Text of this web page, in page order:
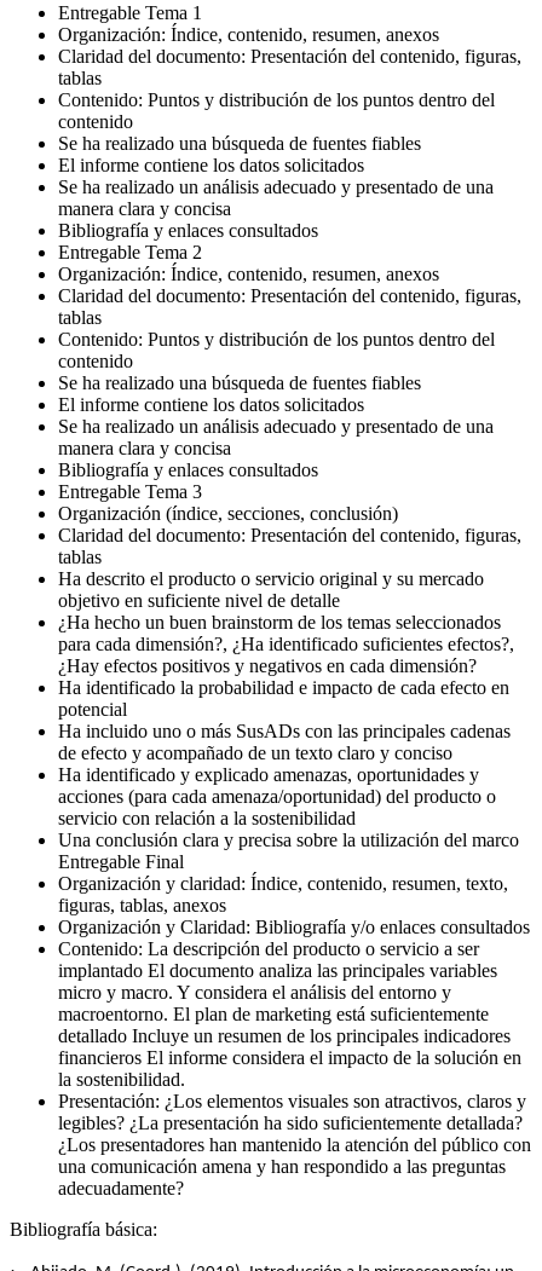
Entregable Tema 1
Organización: Índice, contenido, resumen, anexos
Claridad del documento: Presentación del contenido, figuras,
tablas
Contenido: Puntos y distribución de los puntos dentro del
contenido
Se ha realizado una búsqueda de fuentes fiables
El informe contiene los datos solicitados
Se ha realizado un análisis adecuado y presentado de una
manera clara y concisa
Bibliografía y enlaces consultados
Entregable Tema 2
Organización: Índice, contenido, resumen, anexos
Claridad del documento: Presentación del contenido, figuras,
tablas
Contenido: Puntos y distribución de los puntos dentro del
contenido
Se ha realizado una búsqueda de fuentes fiables
El informe contiene los datos solicitados
Se ha realizado un análisis adecuado y presentado de una
manera clara y concisa
Bibliografía y enlaces consultados
Entregable Tema 3
Organización (índice, secciones, conclusión)
Claridad del documento: Presentación del contenido, figuras,
tablas
Ha descrito el producto o servicio original y su mercado
objetivo en suficiente nivel de detalle
¿Ha hecho un buen brainstorm de los temas seleccionados
para cada dimensión?, ¿Ha identificado suficientes efectos?,
¿Hay efectos positivos y negativos en cada dimensión?
Ha identificado la probabilidad e impacto de cada efecto en
potencial
Ha incluido uno o más SusADs con las principales cadenas
de efecto y acompañado de un texto claro y conciso
Ha identificado y explicado amenazas, oportunidades y
acciones (para cada amenaza/oportunidad) del producto o
servicio con relación a la sostenibilidad
Una conclusión clara y precisa sobre la utilización del marco
Entregable Final
Organización y claridad: Índice, contenido, resumen, texto,
figuras, tablas, anexos
Organización y Claridad: Bibliografía y/o enlaces consultados
Contenido: La descripción del producto o servicio a ser
implantado El documento analiza las principales variables
micro y macro. Y considera el análisis del entorno y
macroentorno. El plan de marketing está suficientemente
detallado Incluye un resumen de los principales indicadores
financieros El informe considera el impacto de la solución en
la sostenibilidad.
Presentación: ¿Los elementos visuales son atractivos, claros y
legibles? ¿La presentación ha sido suficientemente detallada?
¿Los presentadores han mantenido la atención del público con
una comunicación amena y han respondido a las preguntas
adecuadamente?
Bibliografía básica: